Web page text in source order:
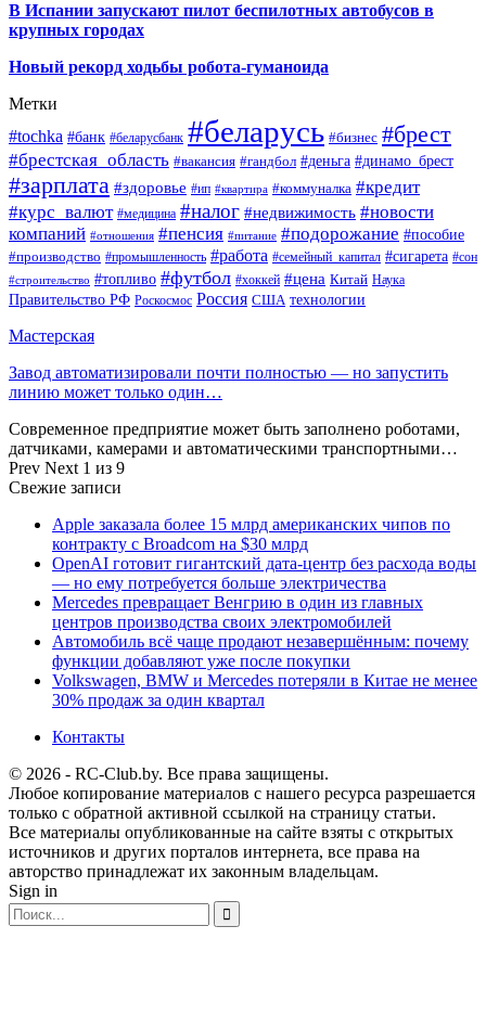
В Испании запускают пилот беспилотных автобусов в
крупных городах
Новый рекорд ходьбы робота-гуманоида
Метки
#tochka #банк #беларусбанк #беларусь #бизнес #брест
#брестская_область #вакансия #гандбол #деньга #динамо_брест
#зарплата #здоровье #ип #квартира #коммуналка #кредит
#курс_валют #медицина #налог #недвижимость #новости
компаний #отношения #пенсия #питание #подорожание #пособие
#производство #промышленность #работа #семейный_капитал #сигарета #сон
#строительство #топливо #футбол #хоккей #цена Китай Наука
Правительство РФ Роскосмос Россия США технологии
Мастерская
Завод автоматизировали почти полностью — но запустить
линию может только один…
Современное предприятие может быть заполнено роботами,
датчиками, камерами и автоматическими транспортными…
Prev Next 1 из 9
Свежие записи
Apple заказала более 15 млрд американских чипов по
контракту с Broadcom на $30 млрд
OpenAI готовит гигантский дата-центр без расхода воды
— но ему потребуется больше электричества
Mercedes превращает Венгрию в один из главных
центров производства своих электромобилей
Автомобиль всё чаще продают незавершённым: почему
функции добавляют уже после покупки
Volkswagen, BMW и Mercedes потеряли в Китае не менее
30% продаж за один квартал
Контакты
© 2026 - RC-Club.by. Все права защищены.
Любое копирование материалов с нашего ресурса разрешается
только с обратной активной ссылкой на страницу статьи.
Все материалы опубликованные на сайте взяты с открытых
источников и других порталов интернета, все права на
авторство принадлежат их законным владельцам.
Sign in